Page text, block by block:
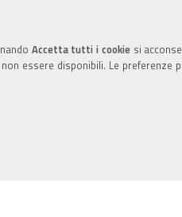
Accetta tutti i cookiesi
essere disponibili. Le preferenze